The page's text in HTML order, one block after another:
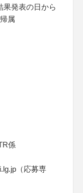
果発表の日から
属
係
（応募専